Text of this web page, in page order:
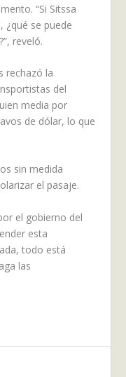
“Si Sitssa
¿qué se puede
reveló.
rechazó la
del
media por
de dólar, lo que
sin medida
el pasaje.
el gobierno del
esta
todo está
las